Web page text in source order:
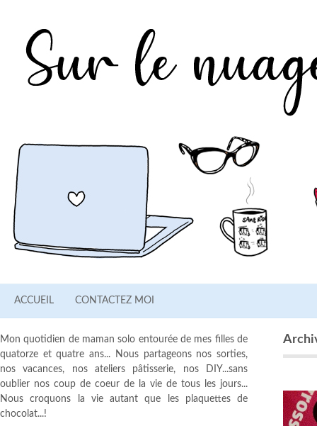
ACCUEIL CONTACTEZ MOI
Mon quotidien de maman solo entourée de mes filles de
quatorze et quatre ans... Nous partageons nos sorties,
nos vacances, nos ateliers pâtisserie, nos DIY...sans
oublier nos coup de coeur de la vie de tous les jours...
Nous croquons la vie autant que les plaquettes de
chocolat...!